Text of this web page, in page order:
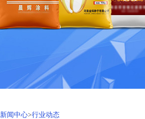
新闻中心>行业动态